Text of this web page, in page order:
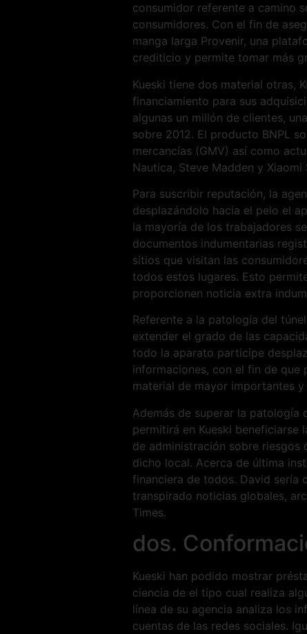
consumidor referente a camino
consumidores. Con el fin de
manga larga Provenir, una
crediticio y permite tomar más
Kueski tiene dos material otras,
financiamiento para sus
algunas un millón de clientes,
sobre 2012. El producto BNPL
mercancías (GMV) así­ como
Nautica, Steve Madden y
Para suscribir reputación, la
desplazándolo hacia el pelo el
la mayoría de los trabajadores
documentos indumentarias
sitios que visitan las
todos estos lugares. Esto
proporcionen noticia extra
Referente a la patologí­a del
extender el grado de las
todo la aparato participe
informaciones, con el fin de que
material de mayor importantes
Además de superar la patologí­a
permitirá en Kueski
de administración sobre riesgos
dicho local. Acerca de última
financiera de todos. David serí­a
transpirado noticias globales,
Times.
dos.
Kueski han podido mostrar
ciencia de el tipo cual realiza
línea de su agencia analiza los
cuentas de las redes sociales.